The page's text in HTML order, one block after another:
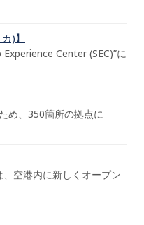
)】
Center (SEC)”に
め、350箇所の拠点に
空港内に新しくオープン